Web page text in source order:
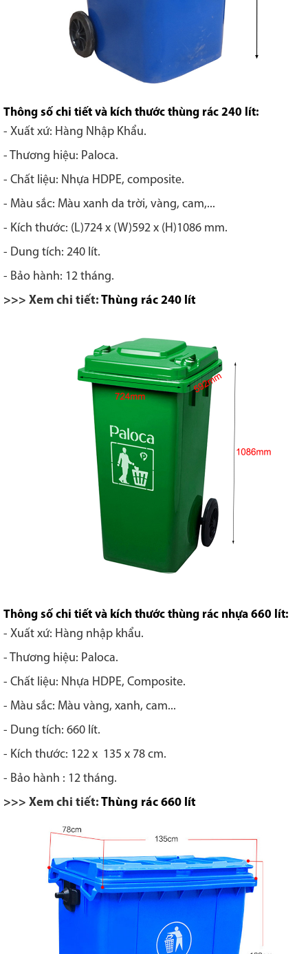
Thông số chi tiết và kích thước thùng rác 240 lít:
- Xuất xứ: Hàng Nhập Khẩu.
- Thương hiệu: Paloca.
- Chất liệu: Nhựa HDPE, composite.
- Màu sắc: Màu xanh da trời, vàng, cam,...
- Kích thước: (L)724 x (W)592 x (H)1086 mm.
- Dung tích: 240 lít.
- Bảo hành: 12 tháng.
>>> Xem chi tiết: Thùng rác 240 lít
Thông số chi tiết và kích thước thùng rác nhựa 660 lít:
- Xuất xứ: Hàng nhập khẩu.
- Thương hiệu: Paloca.
- Chất liệu: Nhựa HDPE, Composite.
- Màu sắc: Màu vàng, xanh, cam...
- Dung tích: 660 lít.
- Kích thước: 122 x 135 x 78 cm.
- Bảo hành : 12 tháng.
>>> Xem chi tiết: Thùng rác 660 lít